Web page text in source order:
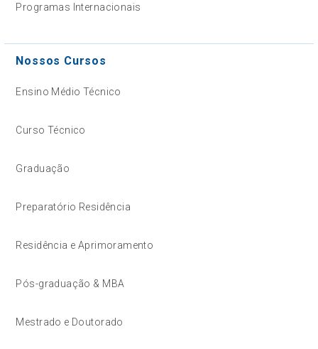
Programas Internacionais
Nossos Cursos
Ensino Médio Técnico
Curso Técnico
Graduação
Preparatório Residência
Residência e Aprimoramento
Pós-graduação & MBA
Mestrado e Doutorado